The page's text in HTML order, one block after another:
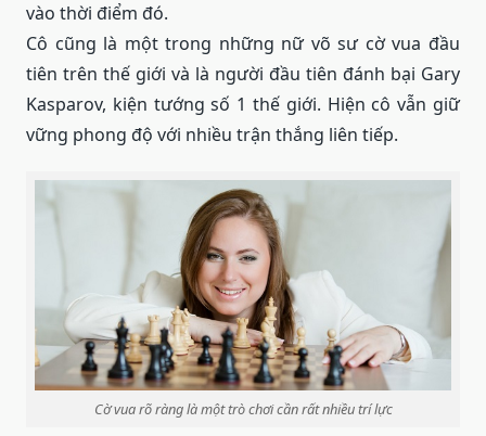
vào thời điểm đó.
Cô cũng là một trong những nữ võ sư cờ vua đầu
tiên trên thế giới và là người đầu tiên đánh bại Gary
Kasparov, kiện tướng số 1 thế giới. Hiện cô vẫn giữ
vững phong độ với nhiều trận thắng liên tiếp.
Cờ vua rõ ràng là một trò chơi cần rất nhiều trí lực